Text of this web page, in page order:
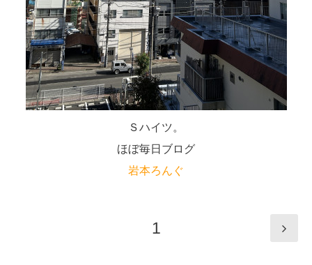
Ｓハイツ。
ほぼ毎日ブログ
岩本ろんぐ
1